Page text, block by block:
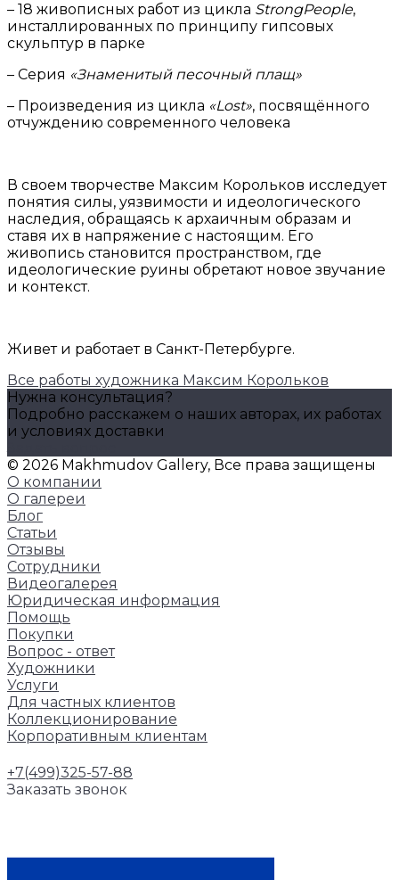
– 18 живописных работ из цикла StrongPeople,
инсталлированных по принципу гипсовых
скульптур в парке
– Серия «Знаменитый песочный плащ»
– Произведения из цикла «Lost», посвящённого
отчуждению современного человека
В своем творчестве Максим Корольков исследует
понятия силы, уязвимости и идеологического
наследия, обращаясь к архаичным образам и
ставя их в напряжение с настоящим. Его
живопись становится пространством, где
идеологические руины обретают новое звучание
и контекст.
Живет и работает в Санкт-Петербурге.
Все работы художника Максим Корольков
Нужна консультация?
Подробно расскажем о наших авторах, их работах
и условиях доставки
© 2026 Makhmudov Gallery, Все права защищены
О компании
О галереи
Блог
Статьи
Отзывы
Сотрудники
Видеогалерея
Юридическая информация
Помощь
Покупки
Вопрос - ответ
Художники
Услуги
Для частных клиентов
Коллекционирование
Корпоративным клиентам
+7(499)325-57-88
Заказать звонок